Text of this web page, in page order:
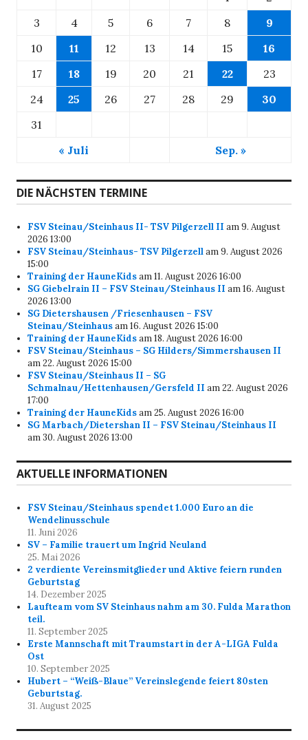
3
4 5 6 7 8
9
10
11 12 13 14 15
16
17
18 19 20 21 22
23
24
25 26 27 28 29
30
31
« Juli
Sep. »
DIE NÄCHSTEN TERMINE
FSV Steinau/Steinhaus II- TSV Pilgerzell II am 9. August
2026 13:00
FSV Steinau/Steinhaus- TSV Pilgerzellam 9. August 2026
15:00
Training der HauneKidsam 11. August 2026 16:00
SG Giebelrain II – FSV Steinau/Steinhaus II am 16. August
2026 13:00
SG Dietershausen /Friesenhausen – FSV
Steinau/Steinhausam 16. August 2026 15:00
Training der HauneKidsam 18. August 2026 16:00
FSV Steinau/Steinhaus – SG Hilders/Simmershausen II
am 22. August 2026 15:00
FSV Steinau/Steinhaus II – SG
Schmalnau/Hettenhausen/Gersfeld II am 22. August 2026
17:00
Training der HauneKidsam 25. August 2026 16:00
SG Marbach/Dietershan II – FSV Steinau/Steinhaus II
am 30. August 2026 13:00
AKTUELLE INFORMATIONEN
FSV Steinau/Steinhaus spendet 1.000 Euro an die
Wendelinusschule
11. Juni 2026
SV – Familie trauert um Ingrid Neuland
25. Mai 2026
2 verdiente Vereinsmitglieder und Aktive feiern runden
Geburtstag
14. Dezember 2025
Laufteam vom SV Steinhaus nahm am 30. Fulda Marathon
teil.
11. September 2025
Erste Mannschaft mit Traumstart in der A-LIGA Fulda
Ost
10. September 2025
Hubert – “Weiß-Blaue” Vereinslegende feiert 80sten
Geburtstag.
31. August 2025